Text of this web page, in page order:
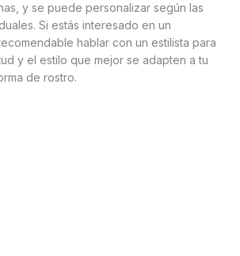
y se puede personalizar según las
Si estás interesado en un
hablar con un estilista para
y el estilo que mejor se adapten a tu
de rostro.